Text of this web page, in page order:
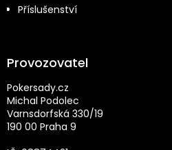
Příslušenství
Provozovatel
Pokersady.cz
Michal Podolec
Varnsdorfská 330/19
190 00 Praha 9